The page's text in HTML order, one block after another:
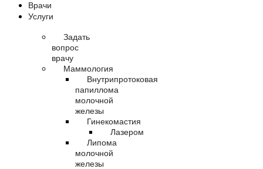
Врачи
Услуги
Задать
вопрос
врачу
Маммология
Внутрипротоковая
папиллома
молочной
железы
Гинекомастия
Лазером
Липома
молочной
железы